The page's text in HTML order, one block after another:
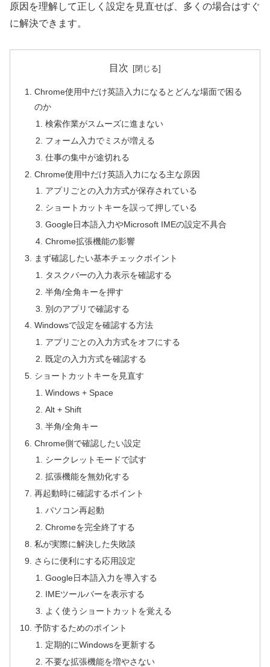
原因を理解して正しく設定を見直せば、多くの場合はすぐ
に解決できます。
目次
Chrome使用中だけ英語入力になるとどんな場面で困る
のか
検索作業がスムーズに進まない
フォーム入力でミスが増える
仕事の集中が途切れる
Chrome使用中だけ英語入力になる主な原因
アプリごとの入力方式が保存されている
ショートカットキーを誤って押している
Google日本語入力やMicrosoft IMEの設定不具合
Chrome拡張機能の影響
まず確認したい基本チェックポイント
タスクバーの入力表示を確認する
半角/全角キーを押す
別のアプリで確認する
Windowsで設定を確認する方法
アプリごとの入力方式をオフにする
既定の入力方式を確認する
ショートカットキーを見直す
Windows + Space
Alt + Shift
半角/全角キー
Chrome側で確認したい設定
シークレットモードで試す
拡張機能を無効化する
再起動時に確認するポイント
パソコン再起動
Chromeを完全終了する
私が実際に解決した失敗談
さらに便利にする応用設定
Google日本語入力を導入する
IMEツールバーを表示する
よく使うショートカットを覚える
予防するためのポイント
定期的にWindowsを更新する
不要な拡張機能を増やさない